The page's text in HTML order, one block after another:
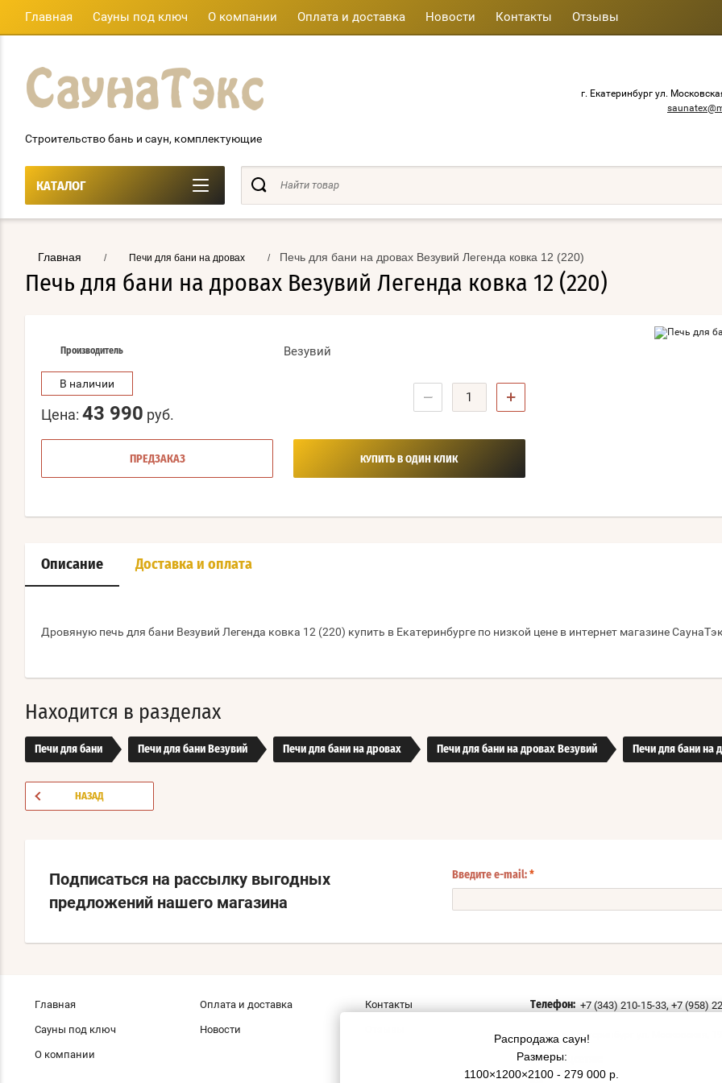
Главная Сауны под ключ О компании Оплата и доставка Новости Контакты Отзывы
Строительство бань и саун, комплектующие
г. Екатеринбург ул.
КАТАЛОГ
Главная / Печи для бани на дровах / Печь для бани на дровах Везувий Легенда ковка 12 (220)
Печь для бани на дровах Везувий Легенда ковка 12 (220)
Производитель Везувий
В наличии
Цена: 43 990 руб.
− +
ПРЕДЗАКАЗ КУПИТЬ В ОДИН КЛИК
Описание Доставка и оплата
Дровяную печь для бани Везувий Легенда ковка 12 (220) купить в Екатеринбурге по низкой цене в интернет магазине
Находится в разделах
Печи для бани Печи для бани Везувий Печи для бани на дровах Печи для бани на дровах Везувий Печи для бани на
НАЗАД
Подписаться на рассылку выгодных
предложений нашего магазина
Введите e-mail: *
Главная
Сауны под ключ
О компании
Оплата и доставка
Новости
Контакты Телефон: +7 (343) 210-15-33, +7 (958)
Адрес: г. Екатеринбург ул. Московская,
Мы в соцсетях:
Распродажа саун!
Размеры:
1100×1200×2100 - 279 000 р.